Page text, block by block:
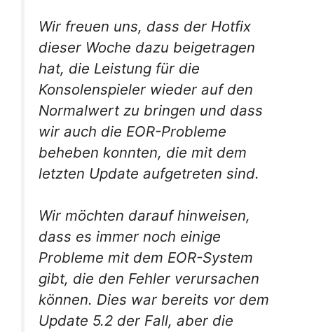
Wir freuen uns, dass der Hotfix
dieser Woche dazu beigetragen
hat, die Leistung für die
Konsolenspieler wieder auf den
Normalwert zu bringen und dass
wir auch die EOR-Probleme
beheben konnten, die mit dem
letzten Update aufgetreten sind.
Wir möchten darauf hinweisen,
dass es immer noch einige
Probleme mit dem EOR-System
gibt, die den Fehler verursachen
können. Dies war bereits vor dem
Update 5.2 der Fall, aber die